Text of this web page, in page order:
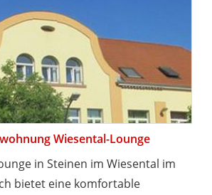
Wiesental-Lounge
in Steinen im Wiesental im
bietet eine komfortable